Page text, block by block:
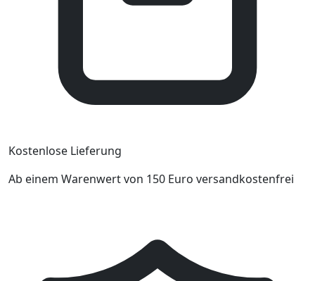
Kostenlose Lieferung
Ab einem Warenwert von 150 Euro versandkostenfrei